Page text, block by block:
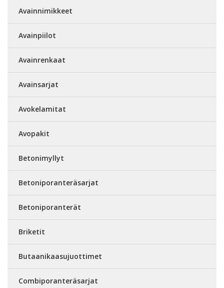
Avainnimikkeet
Avainpiilot
Avainrenkaat
Avainsarjat
Avokelamitat
Avopakit
Betonimyllyt
Betoniporanteräsarjat
Betoniporanterät
Briketit
Butaanikaasujuottimet
Combiporanteräsarjat